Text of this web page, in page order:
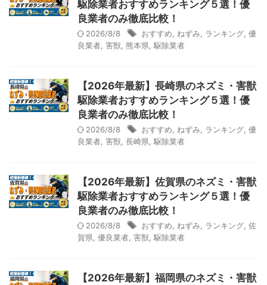
駆除業者おすすめランキング５選！優
良業者のみ徹底比較！
2026/8/8 おすすめ ねずみ ランキング 優
良業者 害獣 熊本県 駆除業者
【2026年最新】長崎県のネズミ・害獣
駆除業者おすすめランキング５選！優
良業者のみ徹底比較！
2026/8/8 おすすめ ねずみ ランキング 優
良業者 害獣 長崎県 駆除業者
【2026年最新】佐賀県のネズミ・害獣
駆除業者おすすめランキング５選！優
良業者のみ徹底比較！
2026/8/8 おすすめ ねずみ ランキング 佐
賀県 優良業者 害獣 駆除業者
【2026年最新】福岡県のネズミ・害獣